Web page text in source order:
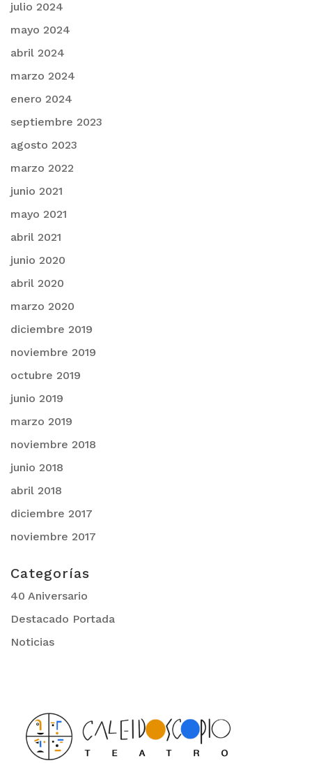
julio 2024
mayo 2024
abril 2024
marzo 2024
enero 2024
septiembre 2023
agosto 2023
marzo 2022
junio 2021
mayo 2021
abril 2021
junio 2020
abril 2020
marzo 2020
diciembre 2019
noviembre 2019
octubre 2019
junio 2019
marzo 2019
noviembre 2018
junio 2018
abril 2018
diciembre 2017
noviembre 2017
Categorías
40 Aniversario
Destacado Portada
Noticias